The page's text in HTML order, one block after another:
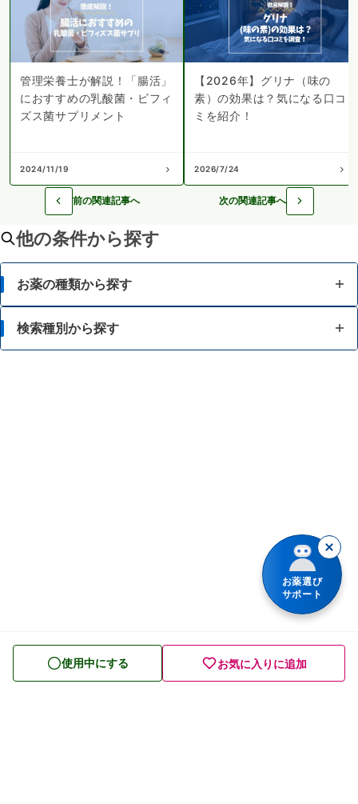
管理栄養士が解説！「腸活」
におすすめの乳酸菌・ビフィ
ズス菌サプリメント
2024/11/19
【2026年】グリナ（味の
素）の効果は？気になる口コ
ミを紹介！
2026/7/24
前の関連記事へ 次の関連記事へ
他の条件から探す
お薬の種類から探す
かぜ薬
皮膚薬
検索種別から探す
使用中にする お気に入りに追加
お薬選び
サポート